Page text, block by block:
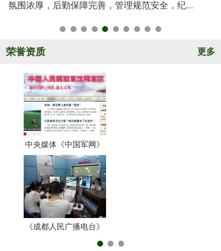
间的衣、食、住、行全方位有效管控，由生活...
荣誉资质 更多
中央媒体《中国军网》
《成都人民广播电台》